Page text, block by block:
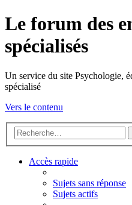
Le forum des
spécialisés
Un service du site Psychologie,
spécialisé
Vers le contenu
Accès rapide
Sujets sans réponse
Sujets actifs